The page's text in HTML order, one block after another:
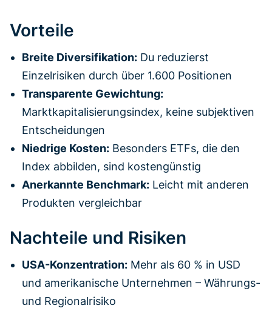
Vorteile
Breite Diversifikation: Du reduzierst
Einzelrisiken durch über 1.600 Positionen
Transparente Gewichtung:
Marktkapitalisierungsindex, keine subjektiven
Entscheidungen
Niedrige Kosten: Besonders ETFs, die den
Index abbilden, sind kostengünstig
Anerkannte Benchmark: Leicht mit anderen
Produkten vergleichbar
Nachteile und Risiken
USA-Konzentration: Mehr als 60 % in USD
und amerikanische Unternehmen – Währungs-
und Regionalrisiko